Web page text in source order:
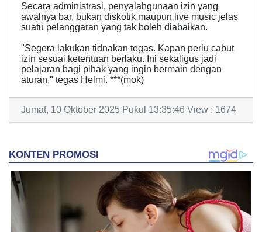
Secara administrasi, penyalahgunaan izin yang
awalnya bar, bukan diskotik maupun live music jelas
suatu pelanggaran yang tak boleh diabaikan.
"Segera lakukan tidnakan tegas. Kapan perlu cabut
izin sesuai ketentuan berlaku. Ini sekaligus jadi
pelajaran bagi pihak yang ingin bermain dengan
aturan," tegas Helmi. ***(mok)
Jumat, 10 Oktober 2025 Pukul 13:35:46 View : 1674